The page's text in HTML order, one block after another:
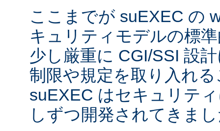
ここまでが suEXEC の
キュリティモデルの標
少し厳重に CGI/SSI 設
制限や規定を取り入れ
suEXEC はセキュリテ
しずつ開発されてきま